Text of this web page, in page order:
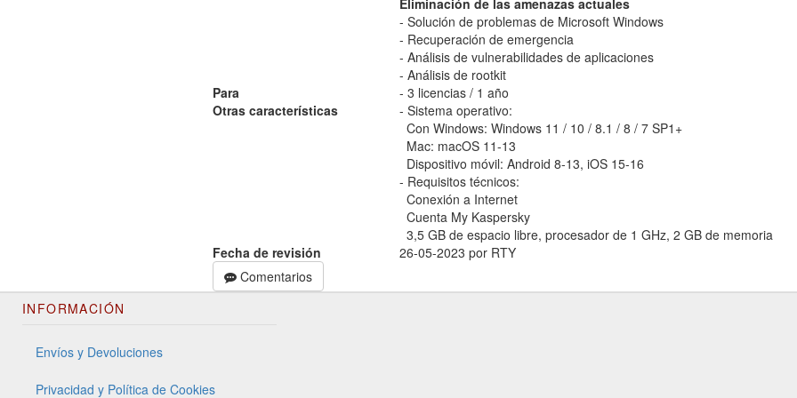
Eliminación de las amenazas actuales
- Solución de problemas de Microsoft Windows
- Recuperación de emergencia
- Análisis de vulnerabilidades de aplicaciones
- Análisis de rootkit
Para
- 3 licencias / 1 año
Otras características
- Sistema operativo:
Con Windows: Windows 11 / 10 / 8.1 / 8 / 7 SP1+
Mac: macOS 11-13
Dispositivo móvil: Android 8-13, iOS 15-16
- Requisitos técnicos:
Conexión a Internet
Cuenta My Kaspersky
3,5 GB de espacio libre, procesador de 1 GHz, 2 GB de memoria
Fecha de revisión
26-05-2023 por RTY
Comentarios
INFORMACIÓN
Envíos y Devoluciones
Privacidad y Política de Cookies